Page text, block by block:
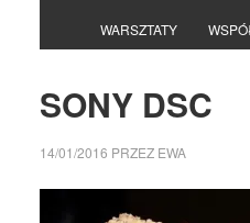
WARSZTATY
SONY DSC
14/01/2016 PRZEZ EWA